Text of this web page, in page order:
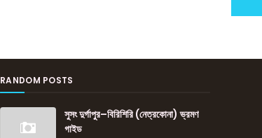
RANDOM POSTS
সুসং দুর্গাপুর–বিরিশিরি (নেত্রকোনা) ভ্রমণ
গাইড